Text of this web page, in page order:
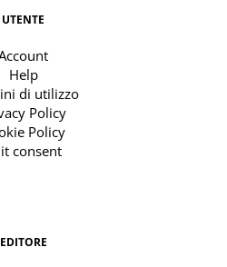
UTENTE
Help
di utilizzo
Policy
Policy
consent
EDITORE